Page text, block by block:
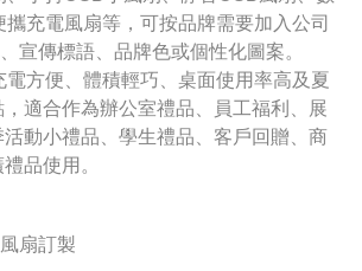
充電風扇等，可按品牌需要加入公司
宣傳標語、品牌色或個性化圖案。
方便、體積輕巧、桌面使用率高及夏
適合作為辦公室禮品、員工福利、展
動小禮品、學生禮品、客戶回贈、商
品使用。
扇訂製